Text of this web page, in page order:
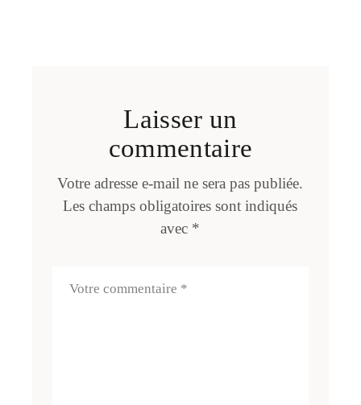
Laisser un
commentaire
Votre adresse e-mail ne sera pas publiée.
Les champs obligatoires sont indiqués
avec *